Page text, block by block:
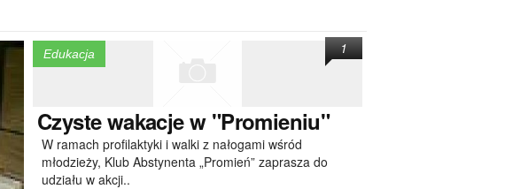
Edukacja
Czystewakacje w "Promieniu"
W ramach profilaktyki i walki z nałogami wśród
młodzieży, Klub Abstynenta „Promień” zaprasza do
udziału w akcji..
1